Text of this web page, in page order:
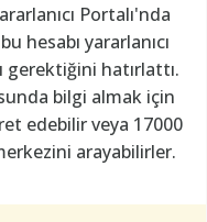
Portalı'nda
hesabı yararlanıcı
gerektiğini hatırlattı.
bilgi almak için
edebilir veya 17000
arayabilirler.